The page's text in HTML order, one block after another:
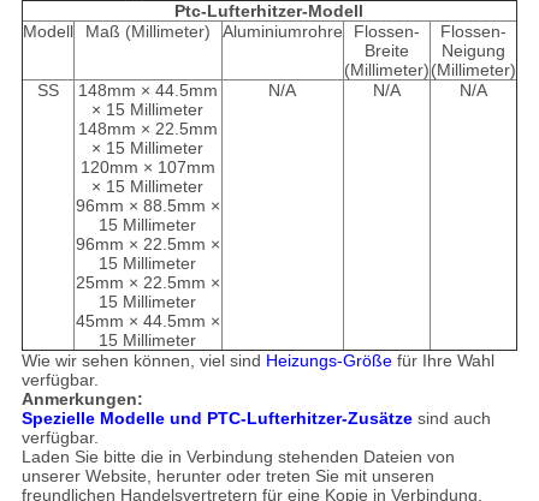
Ptc-Lufterhitzer-Modell
Modell
Maß (Millimeter) Aluminiumrohre
Flossen-
Breite
(Millimeter)
Flossen-
Neigung
(Millimeter)
SS
148mm × 44.5mm
× 15 Millimeter
148mm × 22.5mm
× 15 Millimeter
120mm × 107mm
× 15 Millimeter
96mm × 88.5mm ×
15 Millimeter
96mm × 22.5mm ×
15 Millimeter
25mm × 22.5mm ×
15 Millimeter
45mm × 44.5mm ×
15 Millimeter
N/A N/A N/A
Wie wir sehen können, viel sind Heizungs-Größefür Ihre Wahl
verfügbar.
Anmerkungen:
Spezielle Modelle und PTC-Lufterhitzer-Zusätzesind auch
verfügbar.
Laden Sie bitte die in Verbindung stehenden Dateien von
unserer Website, herunter oder treten Sie mit unseren
freundlichen Handelsvertretern für eine Kopie in Verbindung.